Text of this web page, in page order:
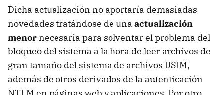
Dicha actualización no aportaría demasiadas
novedades tratándose de una actualización
menor necesaria para solventar el problema del
bloqueo del sistema a la hora de leer archivos de
gran tamaño del sistema de archivos USIM,
además de otros derivados de la autenticación
NTLM en páginas web y aplicaciones. Por otro